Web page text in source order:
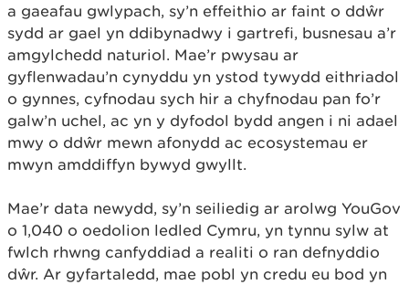
a gaeafau gwlypach, sy’n effeithio ar faint o ddŵr
sydd ar gael yn ddibynadwy i gartrefi, busnesau a’r
amgylchedd naturiol. Mae’r pwysau ar
gyflenwadau’n cynyddu yn ystod tywydd eithriadol
o gynnes, cyfnodau sych hir a chyfnodau pan fo’r
galw’n uchel, ac yn y dyfodol bydd angen i ni adael
mwy o ddŵr mewn afonydd ac ecosystemau er
mwyn amddiffyn bywyd gwyllt.
Mae’r data newydd, sy’n seiliedig ar arolwg YouGov
o 1,040 o oedolion ledled Cymru, yn tynnu sylw at
fwlch rhwng canfyddiad a realiti o ran defnyddio
dŵr. Ar gyfartaledd, mae pobl yn credu eu bod yn